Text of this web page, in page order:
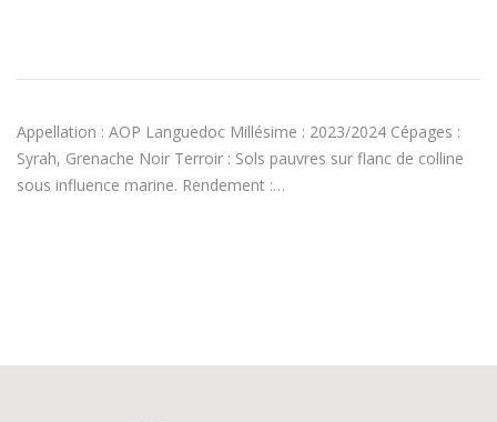
Appellation : AOP Languedoc Millésime : 2023/2024 Cépages :
Syrah, Grenache Noir Terroir : Sols pauvres sur flanc de colline
sous influence marine. Rendement :…